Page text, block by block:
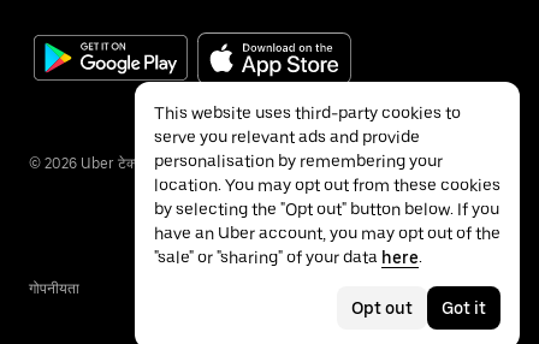
© 2026 Uber टेक्नॉलॉजीज इंक.
गोपनीयता
This website uses third-party cookies to
serve you relevant ads and provide
personalisation by remembering your
location. You may opt out from these cookies
by selecting the "Opt out" button below. If you
have an Uber account, you may opt out of the
"sale" or "sharing" of your data here.
Opt out Got it